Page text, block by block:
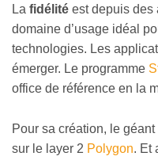
La fidélité est depuis des
domaine d’usage idéal
technologies. Les
émerger. Le programme
office de référence en la
Pour sa création, le
sur le layer 2 Polygon. Et